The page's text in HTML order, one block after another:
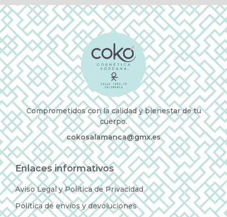
Comprometidos con la calidad y bienestar de tu
cuerpo.
cokosalamanca@gmx.es
Enlaces informativos
Aviso Legal y Política de Privacidad
Política de envíos y devoluciones